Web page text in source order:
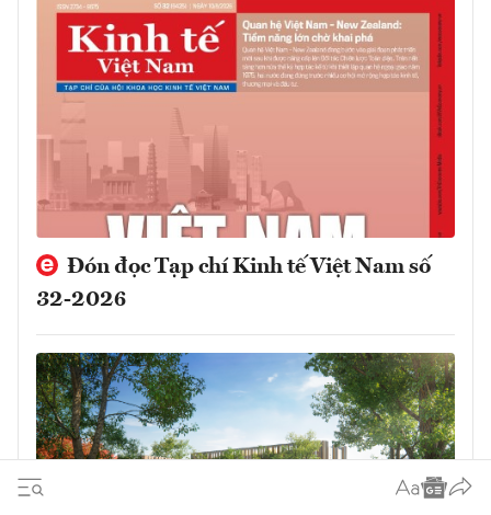
Đón đọc Tạp chí Kinh tế Việt Nam số
32-2026